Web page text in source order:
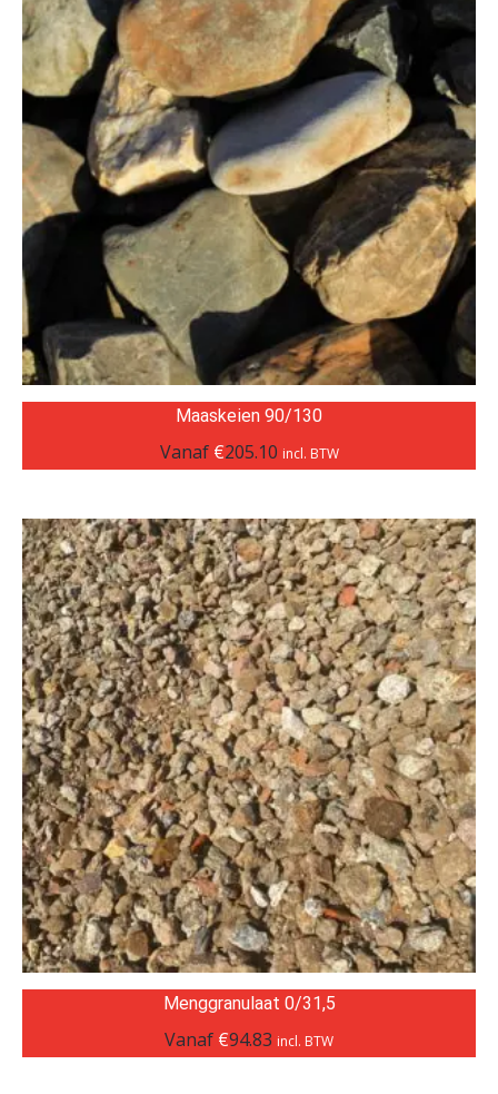
Maaskeien 90/130
Vanaf €205.10 incl. BTW
Menggranulaat 0/31,5
Vanaf €94.83 incl. BTW